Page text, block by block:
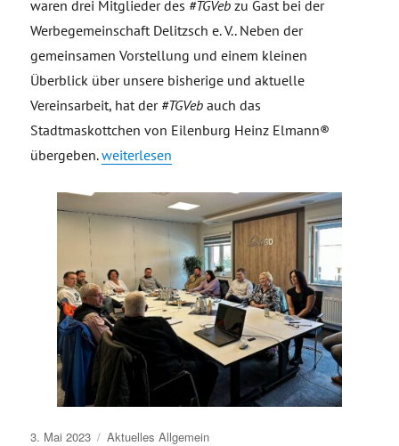
waren drei Mitglieder des #TGVeb zu Gast bei der
Werbegemeinschaft Delitzsch e. V.. Neben der
gemeinsamen Vorstellung und einem kleinen
Überblick über unsere bisherige und aktuelle
Vereinsarbeit, hat der #TGVeb auch das
Stadtmaskottchen von Eilenburg Heinz Elmann®
übergeben.„#TGVeb zu Gast bei der Werbegemeinschaft
weiterlesen
Veröffentlicht
3. Mai 2023 Aktuelles Allgemein